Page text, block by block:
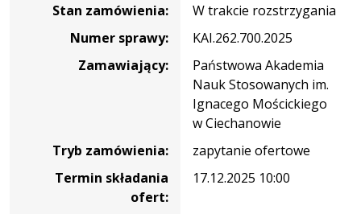
promocyjneStan zamówienia:
W trakcie rozstrzygania
Numer sprawy:
KAI.262.700.2025
Zamawiający:
Państwowa Akademia
Nauk Stosowanych im.
Ignacego Mościckiego
w Ciechanowie
Tryb zamówienia:
zapytanie ofertowe
Termin składania
ofert:
17.12.2025 10:00